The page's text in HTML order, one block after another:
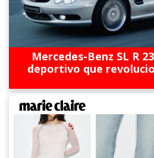
Mercedes-Benz SL R
deportivo que